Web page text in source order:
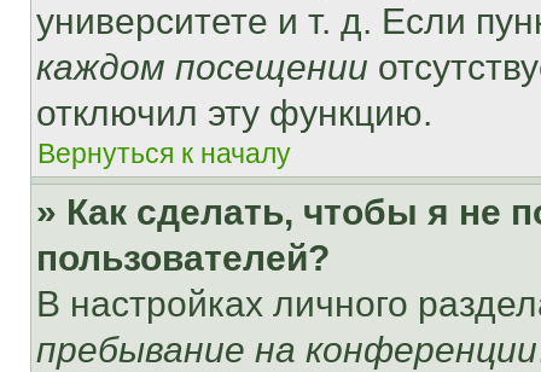
университете и т. д. Если
каждом посещении
отключил эту функцию.
Вернуться к началу
» Как сделать, чтобы я не
пользователей?
В настройках личного
пребывание на конференции